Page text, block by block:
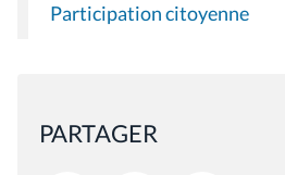
Participation citoyenne
PARTAGER